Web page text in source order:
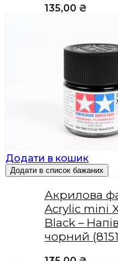
135,00 ₴
Додати в кошик
Додати в список бажаних
Акрилова
Acrylic mini
Black –
чорний